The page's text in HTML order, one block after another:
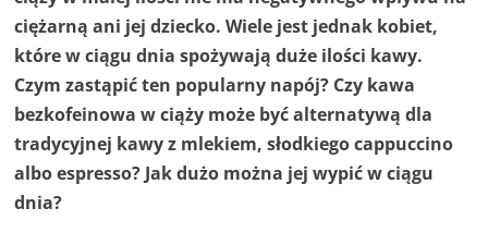
ciężarną ani jej dziecko. Wiele jest jednak kobiet,
które w ciągu dnia spożywają duże ilości kawy.
Czym zastąpić ten popularny napój? Czy kawa
bezkofeinowa w ciąży może być alternatywą dla
tradycyjnej kawy z mlekiem, słodkiego cappuccino
albo espresso? Jak dużo można jej wypić w ciągu
dnia?